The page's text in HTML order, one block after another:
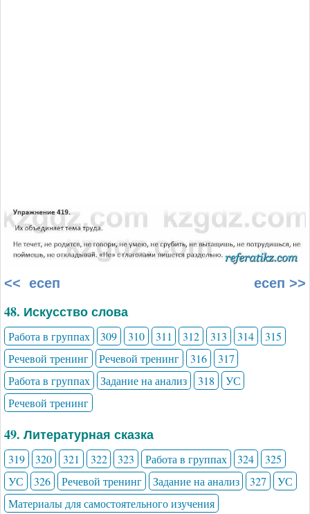
<< есеп есеп >>
48. Искусство слова
Работа в группах 309 310 311 312 313 314
315
Речевой тренинг
Речевой тренинг 316
317
Работа в группах
Задание на анализ 318
УС
Речевой тренинг
49. Литературная сказка
319 320 321 322 323 Работа в группах 324
325
УС
326 Речевой тренинг Задание на анализ 327
УС
Материалы для самостоятельного изучения